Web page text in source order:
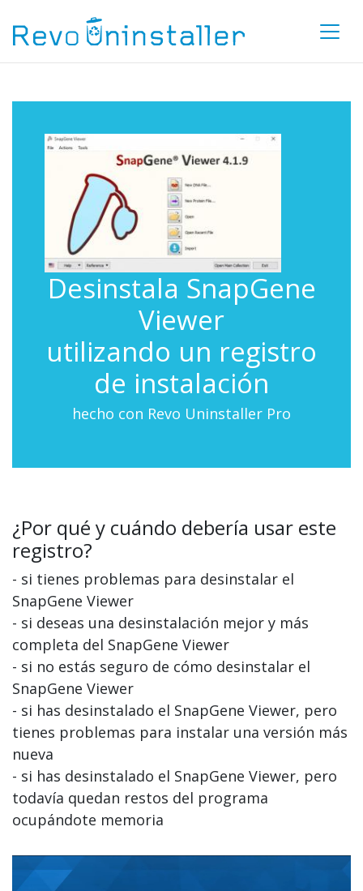
Desinstala SnapGene
Viewer
utilizando un registro
de instalación
hecho con Revo Uninstaller Pro
¿Por qué y cuándo debería usar este
registro?
- si tienes problemas para desinstalar el
SnapGene Viewer
- si deseas una desinstalación mejor y más
completa del SnapGene Viewer
- si no estás seguro de cómo desinstalar el
SnapGene Viewer
- si has desinstalado el SnapGene Viewer, pero
tienes problemas para instalar una versión más
nueva
- si has desinstalado el SnapGene Viewer, pero
todavía quedan restos del programa
ocupándote memoria